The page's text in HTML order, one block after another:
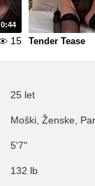
0:44
15 Tender Tease
25 let
Moški, Ženske,
5'7"
132 lb